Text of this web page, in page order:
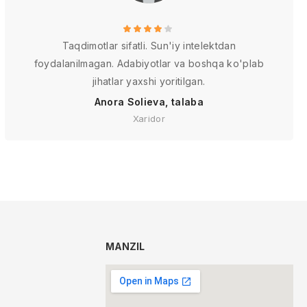
Taqdimotlar sifatli. Sun'iy intelektdan
foydalanilmagan. Adabiyotlar va boshqa ko'plab
jihatlar yaxshi yoritilgan.
Anora Solieva, talaba
Xaridor
MANZIL